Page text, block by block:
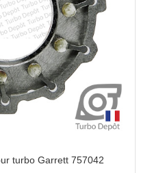
turbo Garrett 757042